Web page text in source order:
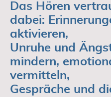
Das Hören
dabei:
aktivieren,
Unruhe und
mindern,
vermitteln,
Gespräche und